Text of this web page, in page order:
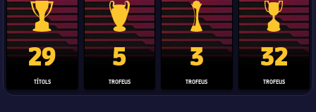
Trofeu de la Liga
29
TÍTOLS
Trofeu de la Lliga de Campions
5
TROFEUS
Trofeu del Mundial de Clubs
3
TROFEUS
Copa del
32
TROFEUS